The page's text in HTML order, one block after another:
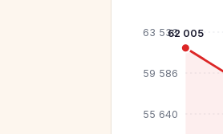
55 640
59 586
63 53362 005